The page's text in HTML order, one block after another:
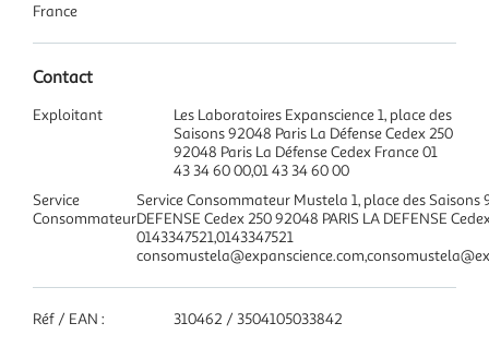
France
Contact
Exploitant
Les Laboratoires Expanscience 1, place des
Saisons 92048 Paris La Défense Cedex 250
92048 Paris La Défense Cedex France 01
43 34 60 00,01 43 34 60 00
Service
Consommateur
Service Consommateur Mustela 1, place des Saisons
DEFENSE Cedex 250 92048 PARIS LA DEFENSE
0143347521,0143347521
Réf / EAN : 310462 / 3504105033842